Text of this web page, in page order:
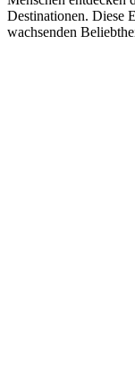
Destinationen. Diese
wachsenden